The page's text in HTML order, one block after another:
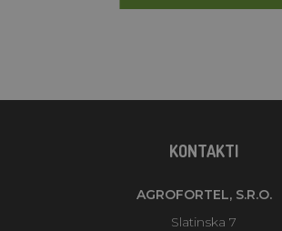
KONTAKTI
AGROFORTEL, S.R.O.
Slatinska 7